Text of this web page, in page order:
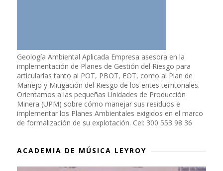
Geología Ambiental Aplicada Empresa asesora en la
implementación de Planes de Gestión del Riesgo para
articularlas tanto al POT, PBOT, EOT, como al Plan de
Manejo y Mitigación del Riesgo de los entes territoriales.
Orientamos a las pequeñas Unidades de Producción
Minera (UPM) sobre cómo manejar sus residuos e
implementar los Planes Ambientales exigidos en el marco
de formalización de su explotación. Cel: 300 553 98 36
ACADEMIA DE MÚSICA LEYROY